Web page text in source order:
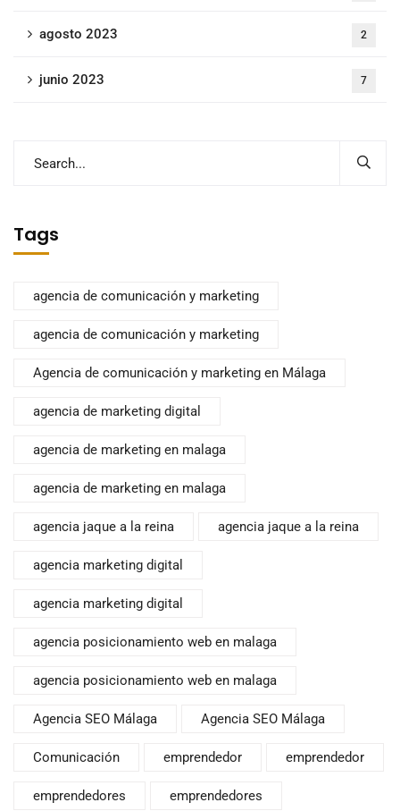
agosto 2023 2
junio 2023 7
Tags
agencia de comunicación y marketing
agencia de comunicación y marketing
Agencia de comunicación y marketing en Málaga
agencia de marketing digital
agencia de marketing en malaga
agencia de marketing en malaga
agencia jaque a la reina agencia jaque a la reina
agencia marketing digital
agencia marketing digital
agencia posicionamiento web en malaga
agencia posicionamiento web en malaga
Agencia SEO Málaga Agencia SEO Málaga
Comunicación emprendedor emprendedor
emprendedores emprendedores